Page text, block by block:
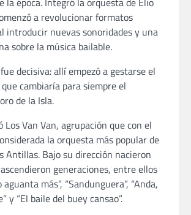
a revolucionar formatos
introducir nuevas sonoridades y una
sobre la música bailable.
decisiva: allí empezó a gestarse el
cambiaría para siempre el
de la Isla.
Van Van, agrupación que con el
la orquesta más popular de
Antillas. Bajo su dirección nacieron
generaciones, entre ellos
más”, “Sandunguera”, “Anda,
y “El baile del buey cansao”.